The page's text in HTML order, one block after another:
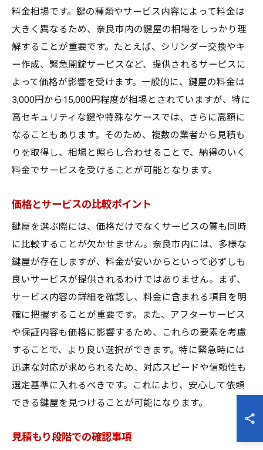
料金相場です。鍵の種類やサービス内容によって料金は
大きく異なるため、奈良市内の鍵屋の相場をしっかり理
解することが重要です。たとえば、シリンダー交換やキ
ー作成、緊急開錠サービスなど、提供されるサービスに
よって価格が影響を受けます。一般的に、鍵屋の料金は
3,000円から15,000円程度が相場とされていますが、特に
高セキュリティな鍵や特殊なケースでは、さらに高額に
なることもあります。そのため、複数の業者から見積も
りを取得し、相場と照らし合わせることで、納得のいく
料金でサービスを受けることが可能となります。
価格とサービスの比較ポイント
鍵屋を選ぶ際には、価格だけでなくサービスの質も同時
に比較することが欠かせません。奈良市内には、多様な
鍵屋が存在しますが、料金が安いからといって必ずしも
良いサービスが提供されるわけではありません。まず、
サービス内容の詳細を確認し、料金に含まれる項目を明
確に把握することが重要です。また、アフターサービス
や保証内容も価格に影響するため、これらの要素を考慮
することで、より良い選択ができます。特に緊急時には
迅速な対応が求められるため、対応スピードや信頼性も
選定基準に入れるべきです。これにより、安心して依頼
できる鍵屋を見つけることが可能になります。
見積もり段階での確認事項